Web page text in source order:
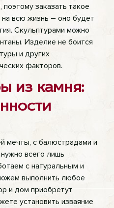
заказать такое
всю жизнь – оно будет
Скульптурами можно
Изделие не боится
и других
факторов.
из камня:
мечты, с балюстрадами и
всего лишь
с натуральным и
выполнить любое
и дом приобретут
установить изваяние